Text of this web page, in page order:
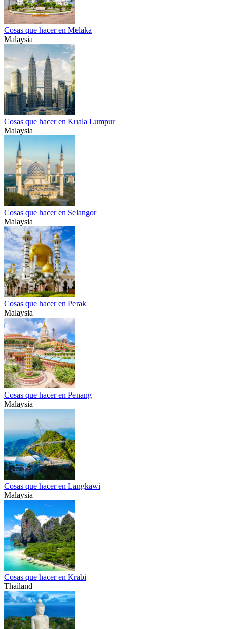
Cosas que hacer en Melaka
Malaysia
Cosas que hacer en Kuala Lumpur
Malaysia
Cosas que hacer en Selangor
Malaysia
Cosas que hacer en Perak
Malaysia
Cosas que hacer en Penang
Malaysia
Cosas que hacer en Langkawi
Malaysia
Cosas que hacer en Krabi
Thailand